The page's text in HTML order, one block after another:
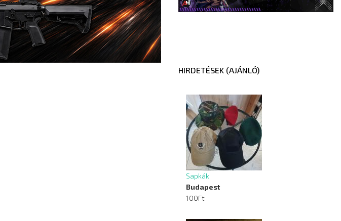
HIRDETÉSEK (AJÁNLÓ)
Sapkák
Budapest
100Ft